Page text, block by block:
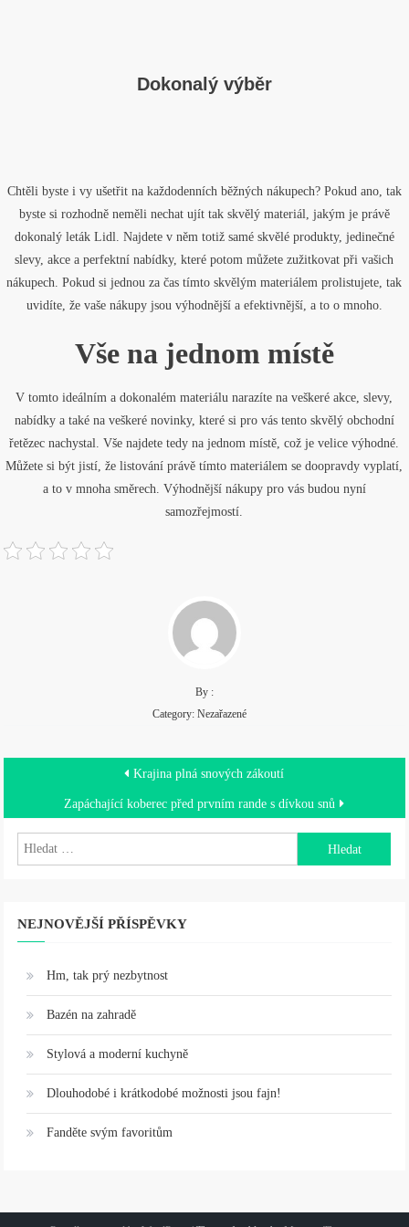
Dokonalý výběr
Chtěli byste i vy ušetřit na každodenních běžných nákupech? Pokud ano, tak
byste si rozhodně neměli nechat ujít tak skvělý materiál, jakým je právě
dokonalý leták Lidl. Najdete v něm totiž samé skvělé produkty, jedinečné
slevy, akce a perfektní nabídky, které potom můžete zužitkovat při vašich
nákupech. Pokud si jednou za čas tímto skvělým materiálem prolistujete, tak
uvidíte, že vaše nákupy jsou výhodnější a efektivnější, a to o mnoho.
Vše na jednom místě
V tomto ideálním a dokonalém materiálu narazíte na veškeré akce, slevy,
nabídky a také na veškeré novinky, které si pro vás tento skvělý obchodní
řetězec nachystal. Vše najdete tedy na jednom místě, což je velice výhodné.
Můžete si být jistí, že listování právě tímto materiálem se doopravdy vyplatí,
a to v mnoha směrech. Výhodnější nákupy pro vás budou nyní
samozřejmostí.
By :
Category: Nezařazené
pro
příspěvek
Krajina plná snových zákoutí
Zapáchající koberec před prvním rande s dívkou snů
Vyhledávání
NEJNOVĚJŠÍ PŘÍSPĚVKY
Hm, tak prý nezbytnost
Bazén na zahradě
Stylová a moderní kuchyně
Dlouhodobé i krátkodobé možnosti jsou fajn!
Fanděte svým favoritům